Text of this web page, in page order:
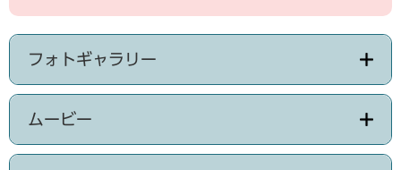
フォトギャラリー
ムービー